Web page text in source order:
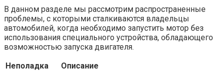
В данном разделе мы рассмотрим распространенные
проблемы, с которыми сталкиваются владельцы
автомобилей, когда необходимо запустить мотор без
использования специального устройства, обладающего
возможностью запуска двигателя.
Неполадка
Описание